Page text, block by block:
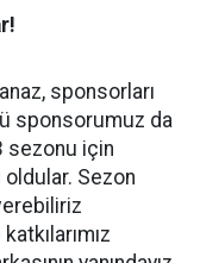
sponsorları
sponsorumuz da
sezonu için
Sezon